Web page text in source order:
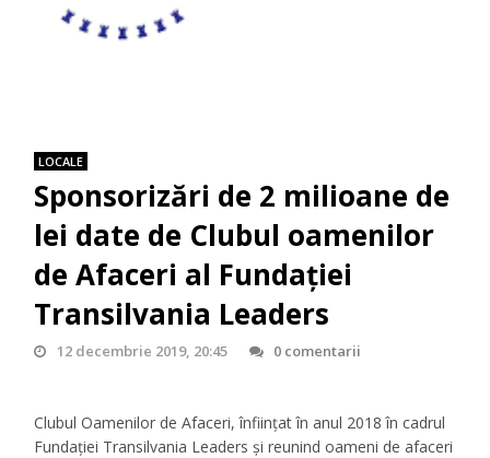
LOCALE
Sponsorizări de 2 milioane de
lei date de Clubul oamenilor
de Afaceri al Fundației
Transilvania Leaders
12 decembrie 2019, 20:45 0 comentarii
Clubul Oamenilor de Afaceri, înființat în anul 2018 în cadrul
Fundației Transilvania Leaders și reunind oameni de afaceri